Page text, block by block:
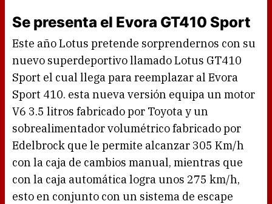
Se presenta el Evora GT410 Sport
Este año Lotus pretende sorprendernos con su
nuevo superdeportivo llamado Lotus GT410
Sport el cual llega para reemplazar al Evora
Sport 410. esta nueva versión equipa un motor
V6 3.5 litros fabricado por Toyota y un
sobrealimentador volumétrico fabricado por
Edelbrock que le permite alcanzar 305 Km/h
con la caja de cambios manual, mientras que
con la caja automática logra unos 275 km/h,
esto en conjunto con un sistema de escape